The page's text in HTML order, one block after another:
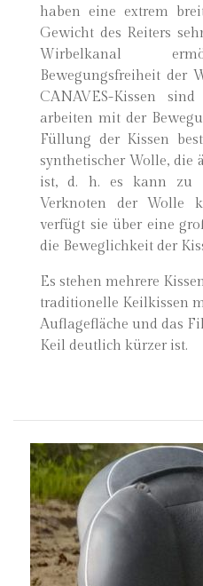
haben eine extrem
Gewicht des Reiters
Wirbelkanal
Bewegungsfreiheit der
CANAVES-Kissen
arbeiten mit der
Füllung der Kissen
synthetischer Wolle, die
ist, d. h. es kann zu
Verknoten der Wolle
verfügt sie über eine
die Beweglichkeit der
Es stehen mehrere
traditionelle Keilkissen
Auflagefläche und das
Keil deutlich kürzer ist.